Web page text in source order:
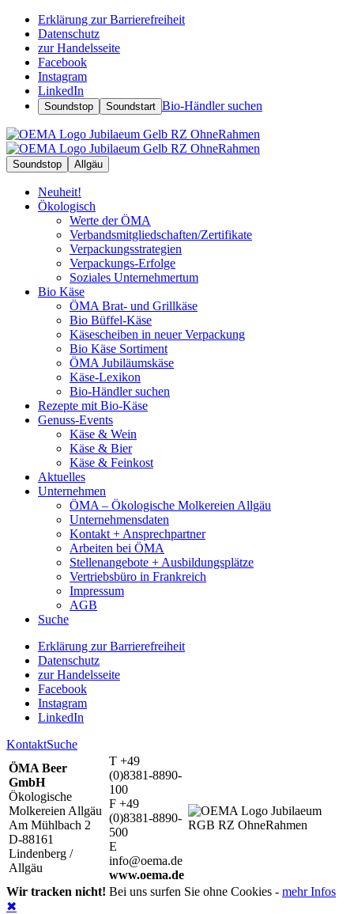
Erklärung zur Barrierefreiheit
Datenschutz
zur Handelsseite
Facebook
Instagram
LinkedIn
Soundstop Soundstart Bio-Händler suchen
Soundstop Allgäu
Neuheit!
Ökologisch
Werte der ÖMA
Verbandsmitgliedschaften/Zertifikate
Verpackungsstrategien
Verpackungs-Erfolge
Soziales Unternehmertum
Bio Käse
ÖMA Brat- und Grillkäse
Bio Büffel-Käse
Käsescheiben in neuer Verpackung
Bio Käse Sortiment
ÖMA Jubiläumskäse
Käse-Lexikon
Bio-Händler suchen
Rezepte mit Bio-Käse
Genuss-Events
Käse & Wein
Käse & Bier
Käse & Feinkost
Aktuelles
Unternehmen
ÖMA – Ökologische Molkereien Allgäu
Unternehmensdaten
Kontakt + Ansprechpartner
Arbeiten bei ÖMA
Stellenangebote + Ausbildungsplätze
Vertriebsbüro in Frankreich
Impressum
AGB
Suche
Erklärung zur Barrierefreiheit
Datenschutz
zur Handelsseite
Facebook
Instagram
LinkedIn
KontaktSuche
ÖMA Beer
GmbH
Ökologische
Molkereien Allgäu
Am Mühlbach 2
D-88161
Lindenberg /
Allgäu
T +49
(0)8381-8890-
100
F +49
(0)8381-8890-
500
E
info@oema.de
www.oema.de
Wir tracken nicht! Bei uns surfen Sie ohne Cookies - mehr Infos
✖